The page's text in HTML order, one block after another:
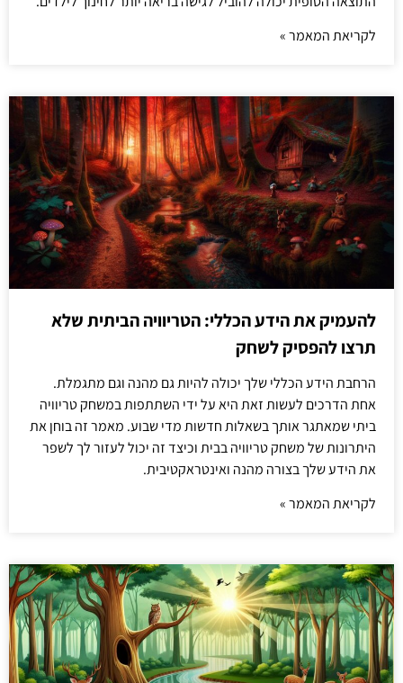
לקריאת המאמר »
להעמיק את הידע הכללי: הטריוויה הביתית שלא
תרצו להפסיק לשחק
הרחבת הידע הכללי שלך יכולה להיות גם מהנה וגם מתגמלת.
אחת הדרכים לעשות זאת היא על ידי השתתפות במשחק טריוויה
ביתי שמאתגר אותך בשאלות חדשות מדי שבוע. מאמר זה בוחן את
היתרונות של משחק טריוויה בבית וכיצד זה יכול לעזור לך לשפר
את הידע שלך בצורה מהנה ואינטראקטיבית.
לקריאת המאמר »